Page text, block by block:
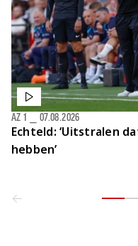
Echteld: ‘Uitstralen
hebben’
AZ 1 07.08.2026